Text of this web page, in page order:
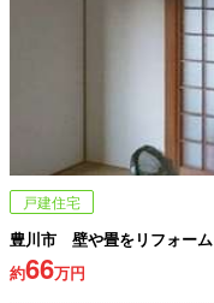
戸建住宅
豊川市 壁や畳をリフォーム
約66万円